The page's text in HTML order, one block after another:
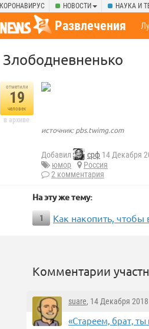
КОРОНАВИРУС НОВОСТИ НАУКА И
Развлечения
Злободневненько
отметили
19
человек
в архиве
источник: pbs.twimg.com
Добавил срф 14 Декабря
юмор
Россия
2 комментария
На эту же тему:
1 Как накопить, чтобы
Комментарии
suare, 14 Декабря 2018
«Стареем, брат, ты